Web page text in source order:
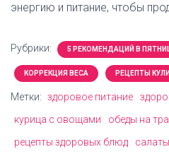
энергию и питание, чтобы
Рубрики: 5 РЕКОМЕНДАЦИЙ В
КОРРЕКЦИЯ ВЕСА РЕЦЕПТЫ
Метки: здоровое питание
курица с овощами
обеды на
рецепты здоровых блюд
салаты